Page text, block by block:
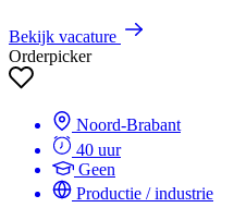
Bekijk vacature
Orderpicker
Noord-Brabant
40 uur
Geen
Productie / industrie